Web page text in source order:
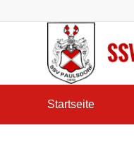
Startseite